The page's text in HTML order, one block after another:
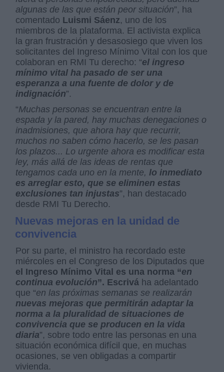
algunas de las que están peor situación”, ha
comentado Luismi Sáenz, uno de los
miembros de la plataforma. El activista explica
la gran frustración y desasosiego que viven los
solicitantes del Ingreso Mínimo Vital con los que
colaboran en RMI Tu derecho: “el ingreso
mínimo vital ha pasado de ser una
esperanza a una fuente de dolor y de
indignación”.
“Muchas personas se encuentran entre la
espada y la pared, hay muchas denegaciones o
inadmisiones, que ahora hay que recurrir,
muchos no saben cómo hacerlo, se les pasan
los plazos... Lo urgente ahora es modificar esta
ley, más allá de las ideas de rentas que
tengamos cada uno en la mente, lo inmediato
es arreglar esto, que se eliminen estas
exclusiones tan injustas”, han destacado
desde RMI Tu Derecho.
Nuevas mejoras en la unidad de
convivencia
Por su parte, el ministro ha recordado este
miércoles en el Congreso de los Diputados que
el Ingreso Mínimo Vital es una norma “en
continua evolución”. Escrivá ha adelantado
que “en las próximas semanas se realizarán
nuevas mejoras que permitirán adaptar la
norma a la pluralidad de situaciones de
convivencia que se producen en la vida
diaria”, sobre todo entre las personas en una
situación económica difícil que, en muchas
ocasiones, se ven obligadas a compartir
vivienda.